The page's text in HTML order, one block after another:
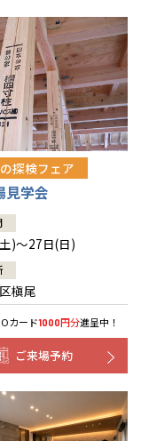
探検フェア
見学会
)～27日(日)
槇尾
カード1000円分進呈中！
ご来場予約